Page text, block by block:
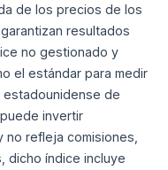
de los precios de los
resultados
no gestionado y
el estándar para medir
estadounidense de
invertir
no refleja comisiones,
dicho índice incluye